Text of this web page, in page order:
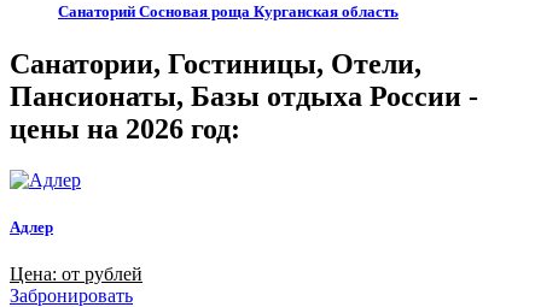
Санаторий Сосновая роща Курганская область
Санатории, Гостиницы, Отели,
Пансионаты, Базы отдыха России -
цены на 2026 год:
Адлер
Цена: от рублей
Забронировать